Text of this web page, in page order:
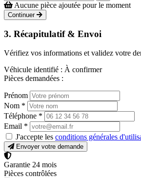
Aucune pièce ajoutée pour le moment
Continuer
3. Récapitulatif & Envoi
Vérifiez vos informations et validez votre
Véhicule identifié : À confirmer
Pièces demandées :
Prénom
Nom *
Téléphone *
Email *
J'accepte les conditions générales
Envoyer votre demande
Garantie 24 mois
Pièces contrôlées